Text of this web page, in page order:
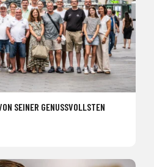
SEINER GENUSSVOLLSTEN